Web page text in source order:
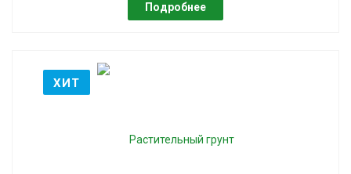
Подробнее
ХИТ